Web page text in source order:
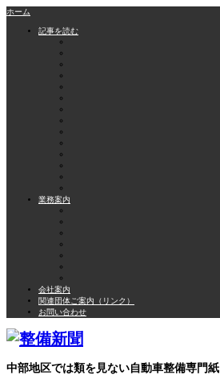
ホーム
記事を読む
業務案内
会社案内
関連団体ご案内（リンク）
お問い合わせ
中部地区では類を見ない自動車整備専門紙